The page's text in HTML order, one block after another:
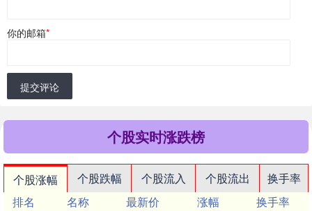
你的邮箱*
提交评论
个股实时涨跌榜
个股涨幅 个股跌幅 个股流入 个股流出
换手率
排名
名称 最新价 涨幅
换手率